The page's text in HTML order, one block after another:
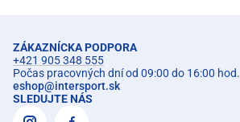
ZÁKAZNÍCKA PODPORA
+421 905 348 555
Počas pracovných dní od 09:00 do 16:00 hod.
eshop@intersport.sk
SLEDUJTE NÁS